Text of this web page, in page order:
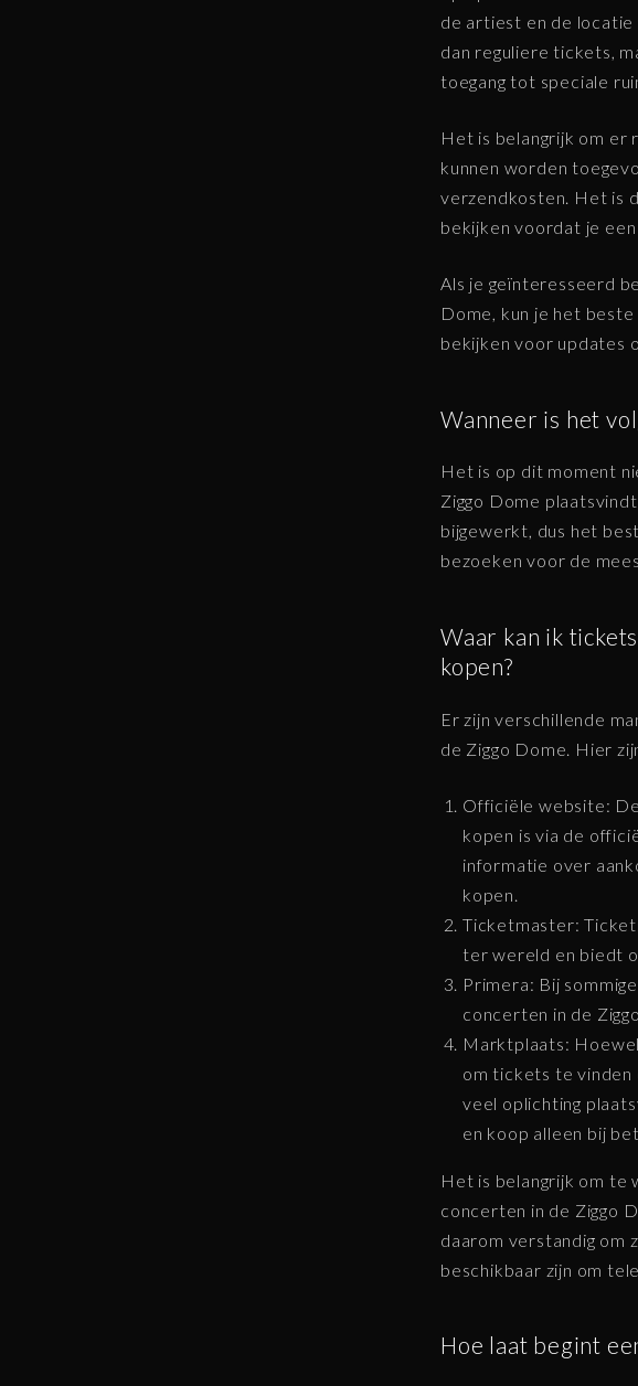
de artiest en de
dan reguliere tickets,
toegang tot speciale
Het is belangrijk om er
kunnen worden
verzendkosten. Het is
bekijken voordat je
Als je geïnteresseerd
Dome, kun je het
bekijken voor updates
Wanneer is het
Het is op dit moment
Ziggo Dome
bijgewerkt, dus het
bezoeken voor de
Waar kan ik
kopen?
Er zijn verschillende
de Ziggo Dome. Hier
Officiële website:
kopen is via de
informatie over
kopen.
Ticketmaster:
ter wereld en biedt
Primera: Bij
concerten in de
Marktplaats:
om tickets te
veel oplichting
en koop alleen bij
Het is belangrijk om te
concerten in de Ziggo
daarom verstandig om
beschikbaar zijn om
Hoe laat begint